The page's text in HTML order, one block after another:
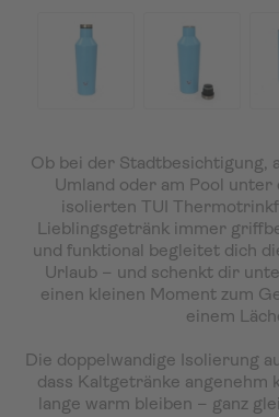
Ob bei der Stadtbesichtigung,
Umland oder am Pool
isolierten TUI
Lieblingsgetränk immer
und funktional begleitet dich
Urlaub – und schenkt dir
einen kleinen Moment zum
einem
Die doppelwandige Isolierung
dass Kaltgetränke angenehm
lange warm bleiben – ganz